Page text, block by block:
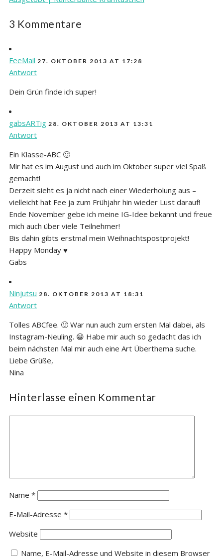
3 Kommentare
FeeMail 27. OKTOBER 2013 AT 17:28
Antwort
Dein Grün finde ich super!
gabsARTig 28. OKTOBER 2013 AT 13:31
Antwort
Ein Klasse-ABC 🙂
Mir hat es im August und auch im Oktober super viel Spaß
gemacht!
Derzeit sieht es ja nicht nach einer Wiederholung aus –
vielleicht hat Fee ja zum Frühjahr hin wieder Lust darauf!
Ende November gebe ich meine IG-Idee bekannt und freue
mich auch über viele Teilnehmer!
Bis dahin gibts erstmal mein Weihnachtspostprojekt!
Happy Monday ♥
Gabs
Ninjutsu 28. OKTOBER 2013 AT 18:31
Antwort
Tolles ABCfee. 🙂 War nun auch zum ersten Mal dabei, als
Instagram-Neuling. 😀 Habe mir auch so gedacht das ich
beim nächsten Mal mir auch eine Art Überthema suche.
Liebe Grüße,
Nina
Hinterlasse einen Kommentar
Name *
E-Mail-Adresse *
Website
Name, E-Mail-Adresse und Website in diesem Browser